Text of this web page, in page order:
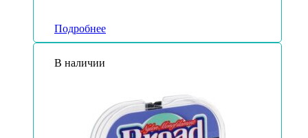
Подробнее
В наличии